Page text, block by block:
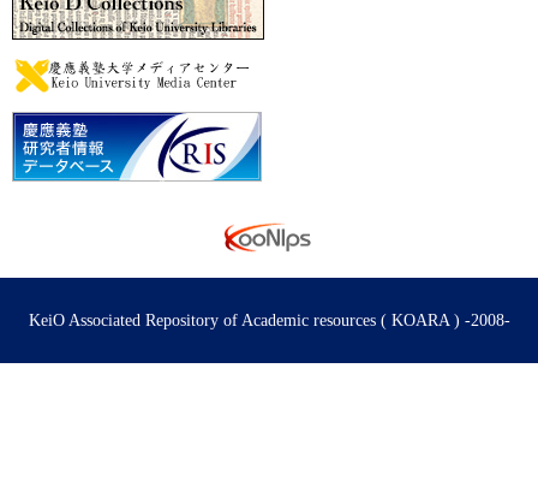
KeiO Associated Repository of Academic resources ( KOARA ) -2008-